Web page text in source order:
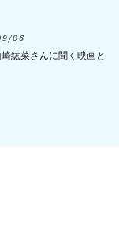
06
紘菜さんに聞く映画と